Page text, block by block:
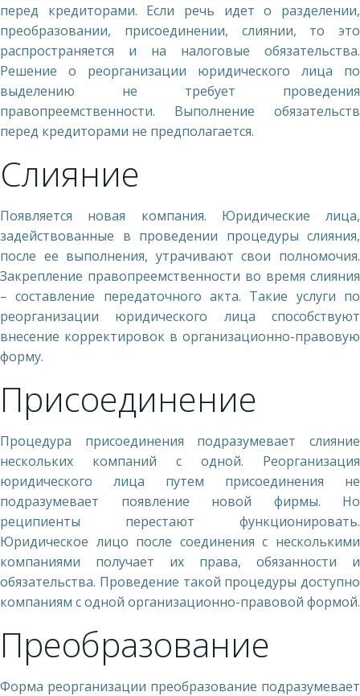
перед кредиторами. Если речь идет о разделении,
преобразовании, присоединении, слиянии, то это
распространяется и на налоговые обязательства.
Решение о реорганизации юридического лица по
выделению не требует проведения
правопреемственности. Выполнение обязательств
перед кредиторами не предполагается.
Слияние
Появляется новая компания. Юридические лица,
задействованные в проведении процедуры слияния,
после ее выполнения, утрачивают свои полномочия.
Закрепление правопреемственности во время слияния
– составление передаточного акта. Такие услуги по
реорганизации юридического лица способствуют
внесение корректировок в организационно-правовую
форму.
Присоединение
Процедура присоединения подразумевает слияние
нескольких компаний с одной. Реорганизация
юридического лица путем присоединения не
подразумевает появление новой фирмы. Но
реципиенты перестают функционировать.
Юридическое лицо после соединения с несколькими
компаниями получает их права, обязанности и
обязательства. Проведение такой процедуры доступно
компаниям с одной организационно-правовой формой.
Преобразование
Форма реорганизации преобразование подразумевает